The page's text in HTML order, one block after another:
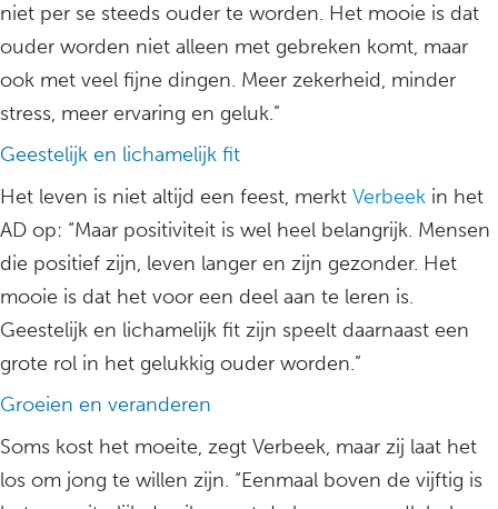
niet per se steeds ouder te worden. Het mooie is dat
ouder worden niet alleen met gebreken komt, maar
ook met veel fijne dingen. Meer zekerheid, minder
stress, meer ervaring en geluk.”
Geestelijk en lichamelijk fit
Het leven is niet altijd een feest, merkt Verbeek in het
AD op: “Maar positiviteit is wel heel belangrijk. Mensen
die positief zijn, leven langer en zijn gezonder. Het
mooie is dat het voor een deel aan te leren is.
Geestelijk en lichamelijk fit zijn speelt daarnaast een
grote rol in het gelukkig ouder worden.”
Groeien en veranderen
Soms kost het moeite, zegt Verbeek, maar zij laat het
los om jong te willen zijn. “Eenmaal boven de vijftig is